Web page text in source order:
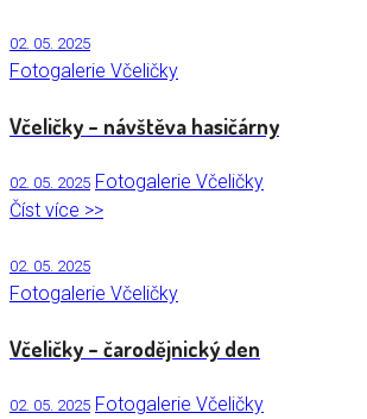
02. 05. 2025
Fotogalerie Včeličky
Včeličky – návštěva hasičárny
02. 05. 2025 Fotogalerie Včeličky
Číst více >>
02. 05. 2025
Fotogalerie Včeličky
Včeličky – čarodějnický den
02. 05. 2025 Fotogalerie Včeličky